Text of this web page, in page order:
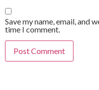
Save my name, email, and
time I comment.